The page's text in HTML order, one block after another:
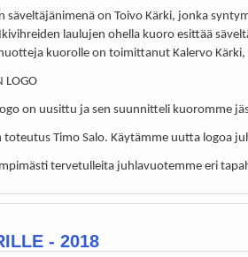
säveltäjänimenä on Toivo Kärki, jonka
laulujen ohella kuoro esittää
kuorolle on toimittanut Kalervo Kärki,
LOGO
on uusittu ja sen suunnitteli kuoromme
toteutus Timo Salo. Käytämme uutta logoa
tervetulleita juhlavuotemme eri
- 2018